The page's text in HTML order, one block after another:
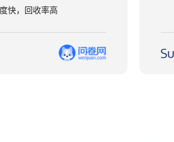
快，回收率高